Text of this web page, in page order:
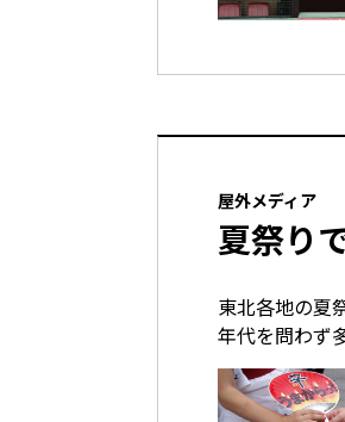
屋外メディア
夏祭り
東北各地の夏
年代を問わず